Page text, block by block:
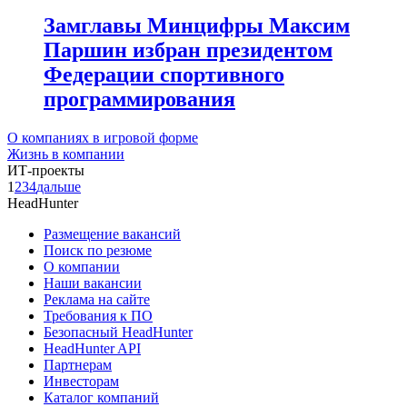
Замглавы Минцифры Максим
Паршин избран президентом
Федерации спортивного
программирования
О компаниях в игровой форме
Жизнь в компании
ИТ-проекты
1 234дальше
HeadHunter
Размещение вакансий
Поиск по резюме
О компании
Наши вакансии
Реклама на сайте
Требования к ПО
Безопасный HeadHunter
HeadHunter API
Партнерам
Инвесторам
Каталог компаний